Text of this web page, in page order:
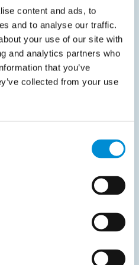
content and ads, to
and to analyse our traffic.
your use of our site with
and analytics partners who
that you’ve
collected from your use
la facturación
that invoices accepted